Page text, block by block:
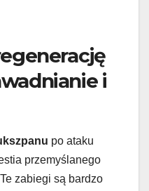
i
po ataku
przemyślanego
zabiegi są bardzo